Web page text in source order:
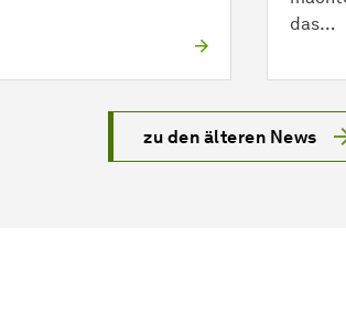
das…
zu den älteren News